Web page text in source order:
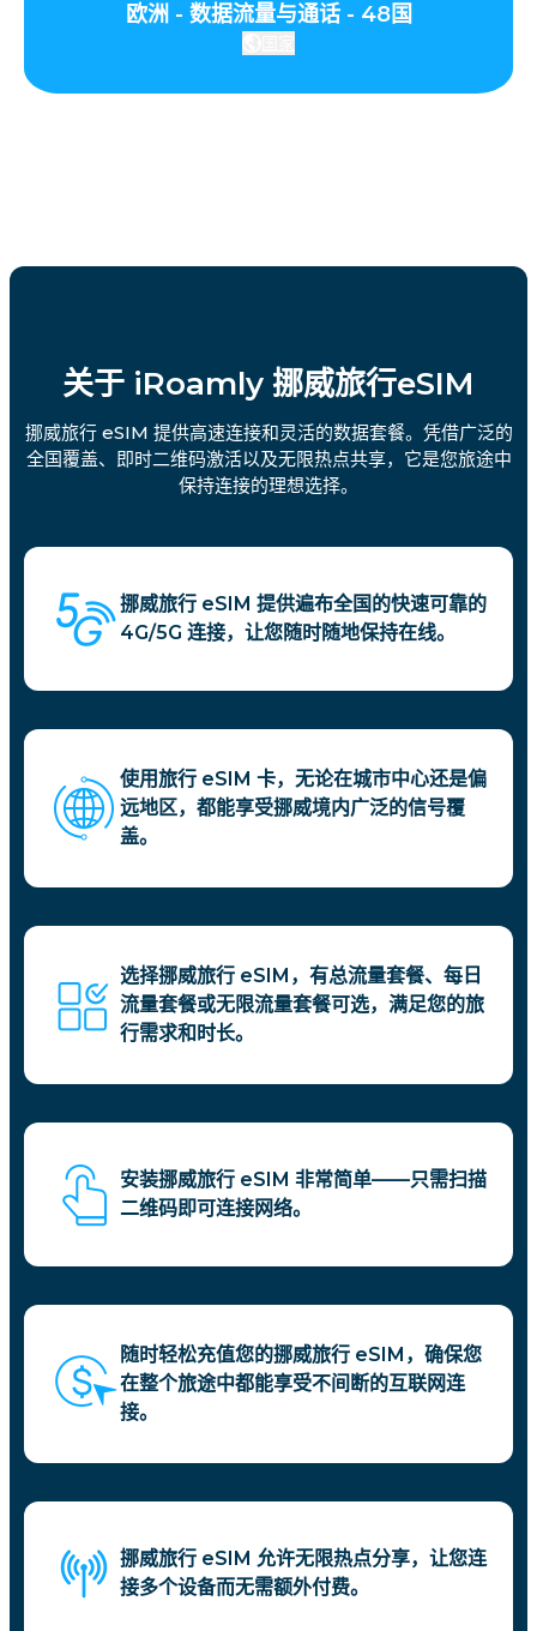
欧洲 - 数据流量与通话 - 48国
关于 iRoamly 挪威旅行eSIM
挪威旅行 eSIM 提供高速连接和灵活的数据套餐。凭借广泛的
全国覆盖、即时二维码激活以及无限热点共享，它是您旅途中
保持连接的理想选择。
挪威旅行 eSIM 提供遍布全国的快速可靠的
4G/5G 连接，让您随时随地保持在线。
使用旅行 eSIM 卡，无论在城市中心还是偏
远地区，都能享受挪威境内广泛的信号覆
盖。
选择挪威旅行 eSIM，有总流量套餐、每日
流量套餐或无限流量套餐可选，满足您的旅
行需求和时长。
安装挪威旅行 eSIM 非常简单——只需扫描
二维码即可连接网络。
随时轻松充值您的挪威旅行 eSIM，确保您
在整个旅途中都能享受不间断的互联网连
接。
挪威旅行 eSIM 允许无限热点分享，让您连
接多个设备而无需额外付费。